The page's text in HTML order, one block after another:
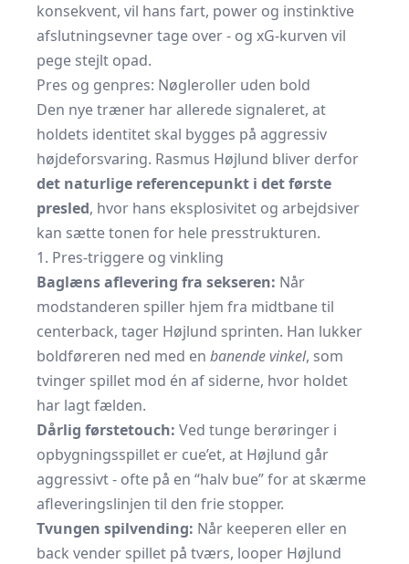
konsekvent, vil hans fart, power og instinktive
afslutningsevner tage over - og xG-kurven vil
pege stejlt opad.
Pres og genpres: Nøgleroller uden bold
Den nye træner har allerede signaleret, at
holdets identitet skal bygges på aggressiv
højdeforsvaring. Rasmus Højlund bliver derfor
det naturlige referencepunkt i det første
presled, hvor hans eksplosivitet og arbejdsiver
kan sætte tonen for hele presstrukturen.
1. Pres-triggere og vinkling
Baglæns aflevering fra sekseren: Når
modstanderen spiller hjem fra midtbane til
centerback, tager Højlund sprinten. Han lukker
boldføreren ned med en banende vinkel, som
tvinger spillet mod én af siderne, hvor holdet
har lagt fælden.
Dårlig førstetouch: Ved tunge berøringer i
opbygningsspillet er cue’et, at Højlund går
aggressivt - ofte på en “halv bue” for at skærme
afleveringslinjen til den frie stopper.
Tvungen spilvending: Når keeperen eller en
back vender spillet på tværs, looper Højlund